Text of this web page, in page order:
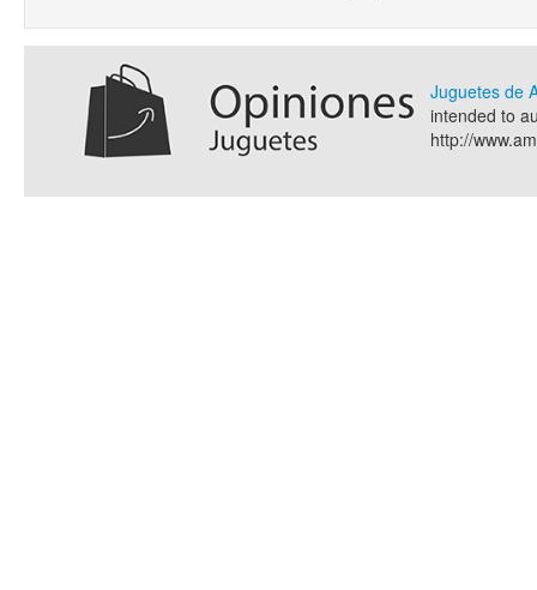
Juguetes de
intended to
http://